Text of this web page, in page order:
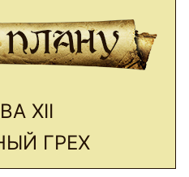
XII
ГРЕХ